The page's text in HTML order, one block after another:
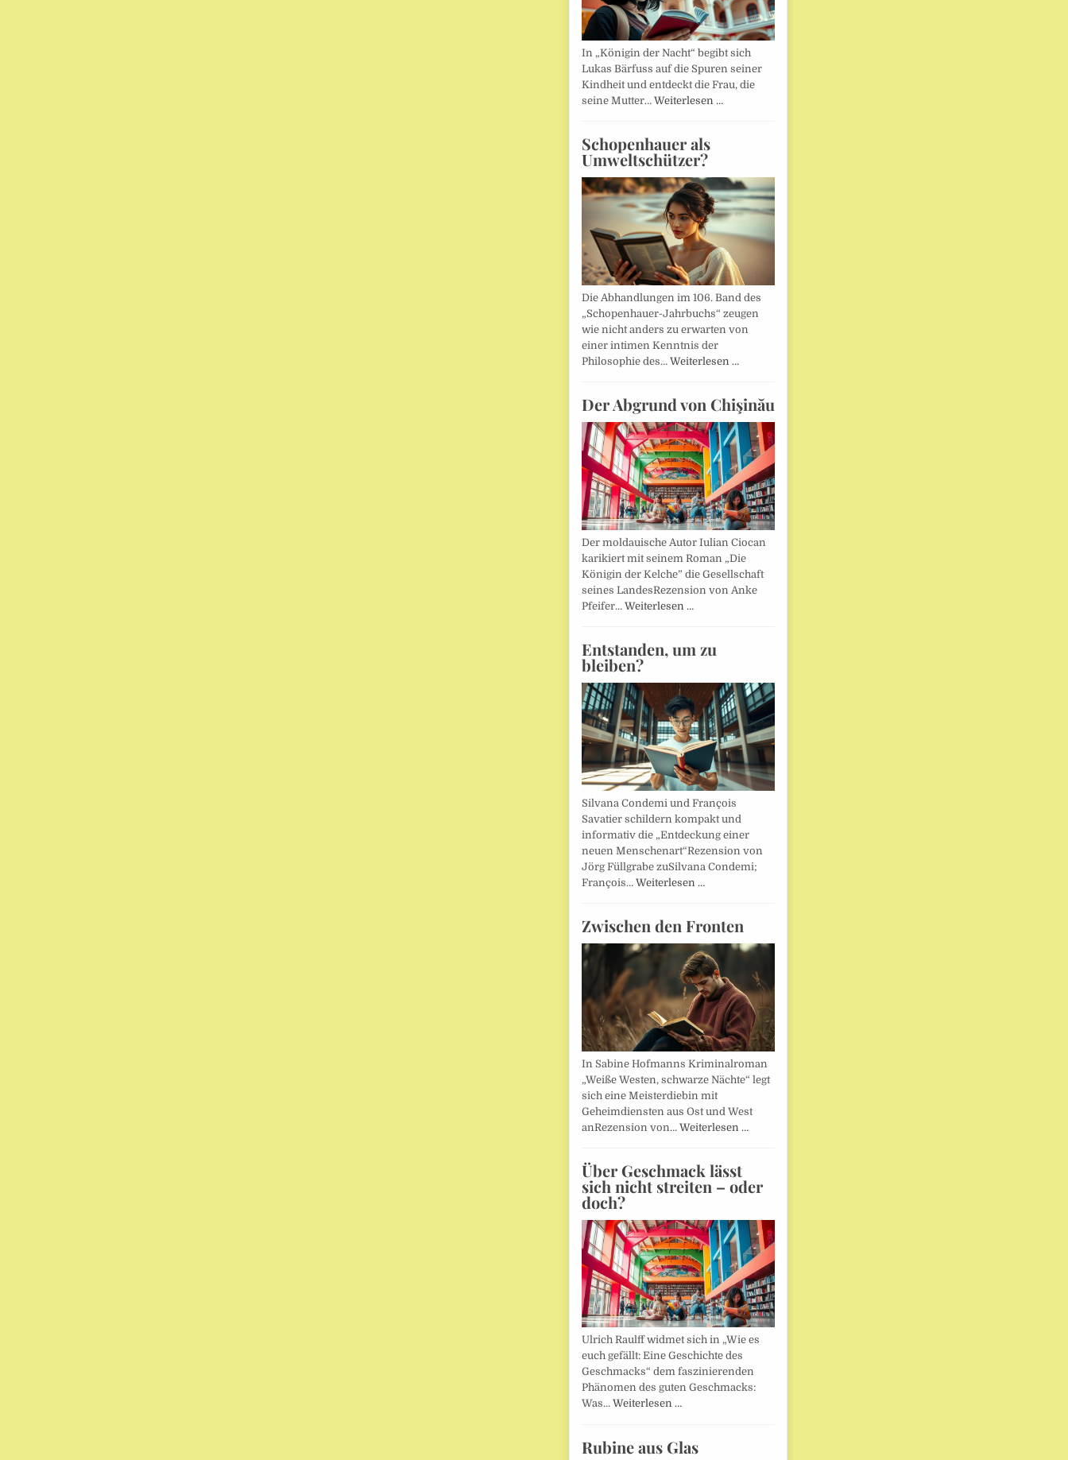
In „Königin der Nacht“ begibt sich
Lukas Bärfuss auf die Spuren seiner
Kindheit und entdeckt die Frau, die
seine Mutter… Weiterlesen …
Schopenhauer als
Umweltschützer?
Die Abhandlungen im 106. Band des
„Schopenhauer-Jahrbuchs“ zeugen
wie nicht anders zu erwarten von
einer intimen Kenntnis der
Philosophie des… Weiterlesen …
Der Abgrund von Chişinău
Der moldauische Autor Iulian Ciocan
karikiert mit seinem Roman „Die
Königin der Kelche” die Gesellschaft
seines LandesRezension von Anke
Pfeifer… Weiterlesen …
Entstanden, um zu
bleiben?
Silvana Condemi und François
Savatier schildern kompakt und
informativ die „Entdeckung einer
neuen Menschenart“Rezension von
Jörg Füllgrabe zuSilvana Condemi;
François… Weiterlesen …
Zwischen den Fronten
In Sabine Hofmanns Kriminalroman
„Weiße Westen, schwarze Nächte“ legt
sich eine Meisterdiebin mit
Geheimdiensten aus Ost und West
anRezension von… Weiterlesen …
Über Geschmack lässt
sich nicht streiten – oder
doch?
Ulrich Raulff widmet sich in „Wie es
euch gefällt: Eine Geschichte des
Geschmacks“ dem faszinierenden
Phänomen des guten Geschmacks:
Was… Weiterlesen …
Rubine aus Glas